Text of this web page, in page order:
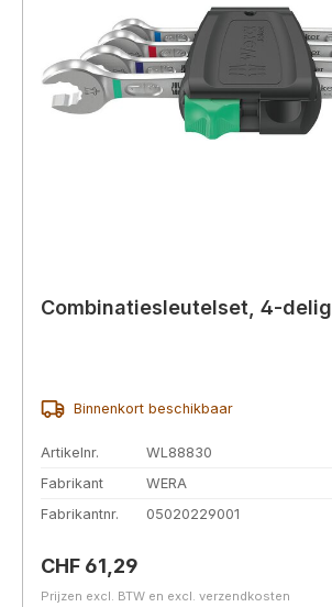
Combinatiesleutelset, 4-delig
Binnenkort beschikbaar
Artikelnr.
WL88830
Fabrikant
WERA
Fabrikantnr.
05020229001
Normale prijs:
CHF 61,29
Prijzen excl. BTW en excl. verzendkosten